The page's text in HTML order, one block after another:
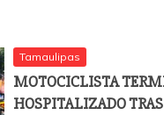
Tamaulipas
MOTOCICLISTA
HOSPITALIZADO